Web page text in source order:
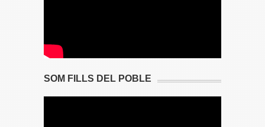
SOM FILLS DEL POBLE